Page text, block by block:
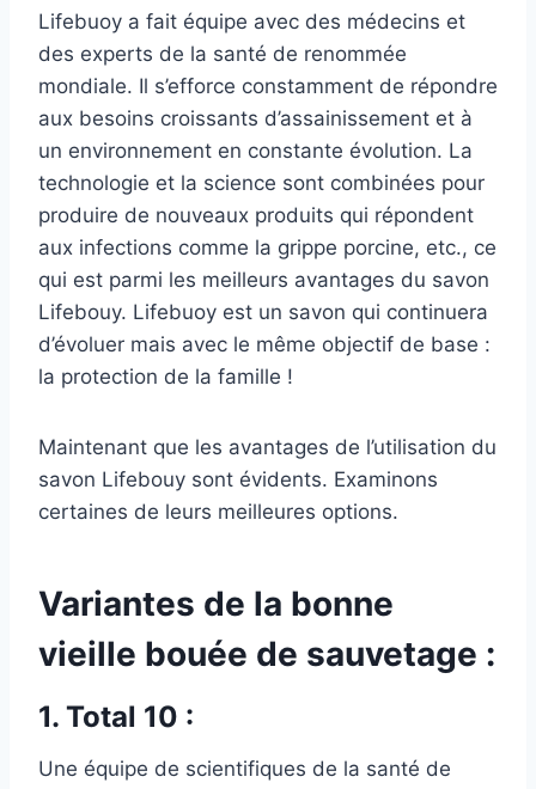
Lifebuoy a fait équipe avec des médecins et
des experts de la santé de renommée
mondiale. Il s’efforce constamment de répondre
aux besoins croissants d’assainissement et à
un environnement en constante évolution. La
technologie et la science sont combinées pour
produire de nouveaux produits qui répondent
aux infections comme la grippe porcine, etc., ce
qui est parmi les meilleurs avantages du savon
Lifebouy. Lifebuoy est un savon qui continuera
d’évoluer mais avec le même objectif de base :
la protection de la famille !
Maintenant que les avantages de l’utilisation du
savon Lifebouy sont évidents. Examinons
certaines de leurs meilleures options.
Variantes de la bonne
vieille bouée de sauvetage :
1. Total 10 :
Une équipe de scientifiques de la santé de